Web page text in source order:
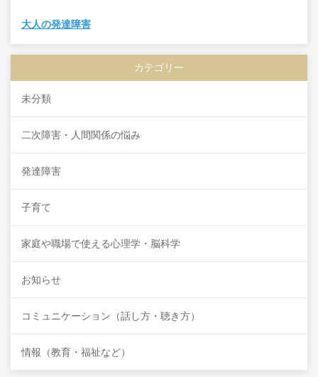
大人の発達障害
カテゴリー
未分類
二次障害・人間関係の悩み
発達障害
子育て
家庭や職場で使える心理学・脳科学
お知らせ
コミュニケーション（話し方・聴き方）
情報（教育・福祉など）